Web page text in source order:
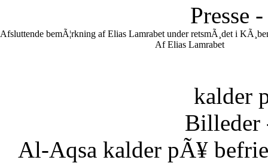
Presse
Afsluttende bemÃ¦rkning af Elias Lamrabet under retsmÃ¸det i
Af Elias Lamrabet
kalder
Billeder
Al-Aqsa kalder pÃ¥